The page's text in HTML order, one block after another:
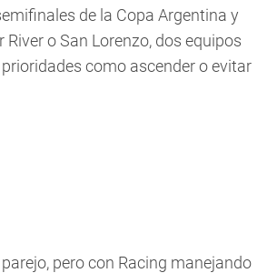
de la Copa Argentina y
River o San Lorenzo, dos equipos
como ascender o evitar
pero con Racing manejando